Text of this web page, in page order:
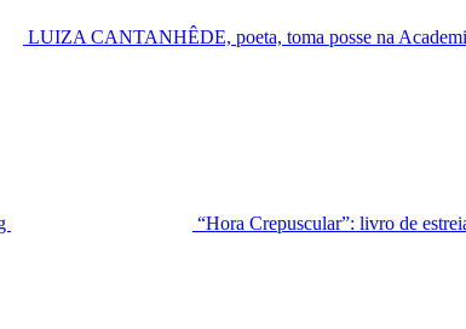
LUIZA CANTANHÊDE, poeta, toma posse na
“Hora Crepuscular”: livro de